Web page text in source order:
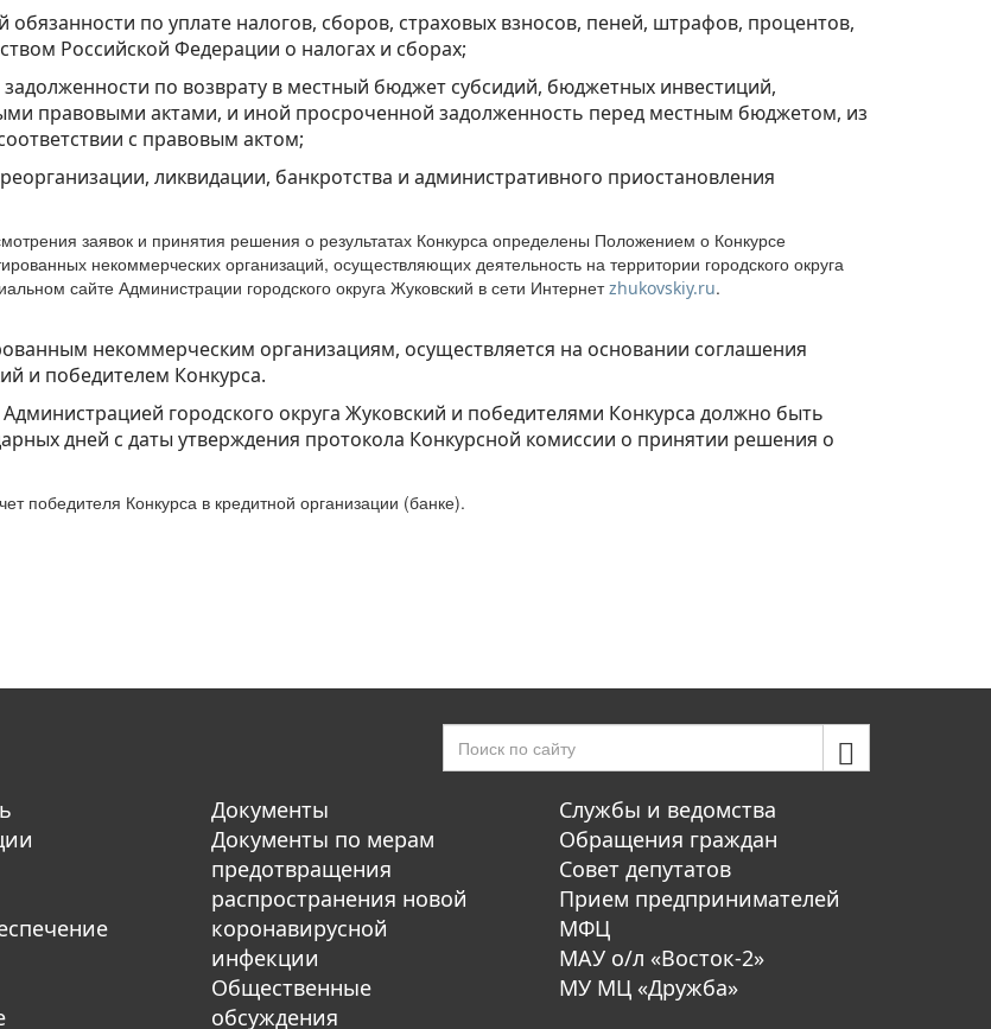
по уплате налогов, сборов, страховых взносов, пеней, штрафов, процентов,
Российской Федерации о налогах и сборах;
по возврату в местный бюджет субсидий, бюджетных инвестиций,
правовыми актами, и иной просроченной задолженность перед местным бюджетом, из
с правовым актом;
ликвидации, банкротства и административного приостановления
заявок и принятия решения о результатах Конкурса определены Положением о Конкурсе
некоммерческих организаций, осуществляющих деятельность на территории городского округа
сайте Администрации городского округа Жуковский в сети Интернетzhukovskiy.ru.
некоммерческим организациям, осуществляется на основании соглашения
и победителем Конкурса.
городского округа Жуковский и победителями Конкурса должно быть
дней с даты утверждения протокола Конкурсной комиссии о принятии решения о
победителя Конкурса в кредитной организации (банке).
Документы
Документы по мерам
предотвращения
распространения новой
коронавирусной
инфекции
Общественные
обсуждения
Службы и ведомства
Обращения граждан
Совет депутатов
Прием предпринимателей
МФЦ
МАУ о/л «Восток-2»
МУ МЦ «Дружба»